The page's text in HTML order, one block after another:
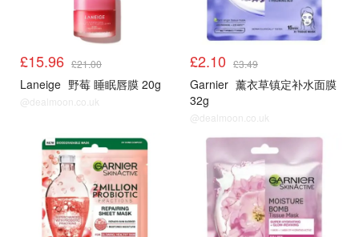
£15.96 £21.00
Laneige 野莓 睡眠唇膜 20g
@dealmoon.co.uk
£2.10 £3.49
Garnier 薰衣草镇定补水面膜
32g
@dealmoon.co.uk